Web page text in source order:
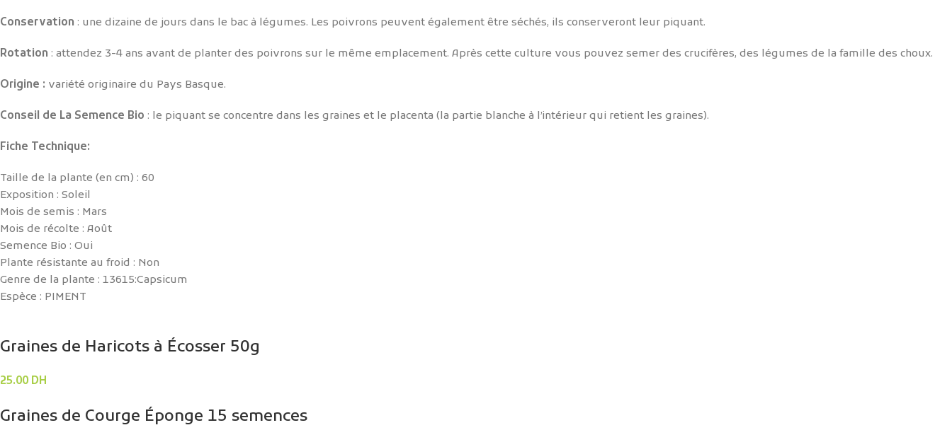
Conservation : une dizaine de jours dans le bac à légumes. Les poivrons peuvent également être séchés, ils conserveront leur piquant.
Rotation : attendez 3-4 ans avant de planter des poivrons sur le même emplacement. Après cette culture vous pouvez semer des crucifères, des légumes de la famille des choux.
Origine : variété originaire du Pays Basque.
Conseil de La Semence Bio : le piquant se concentre dans les graines et le placenta (la partie blanche à l’intérieur qui retient les graines).
Fiche Technique:
Taille de la plante (en cm) : 60
Exposition : Soleil
Mois de semis : Mars
Mois de récolte : Août
Semence Bio : Oui
Plante résistante au froid : Non
Genre de la plante : 13615:Capsicum
Espèce : PIMENT
Graines de Haricots à Écosser 50g
25.00 DH
Graines de Courge Éponge 15 semences